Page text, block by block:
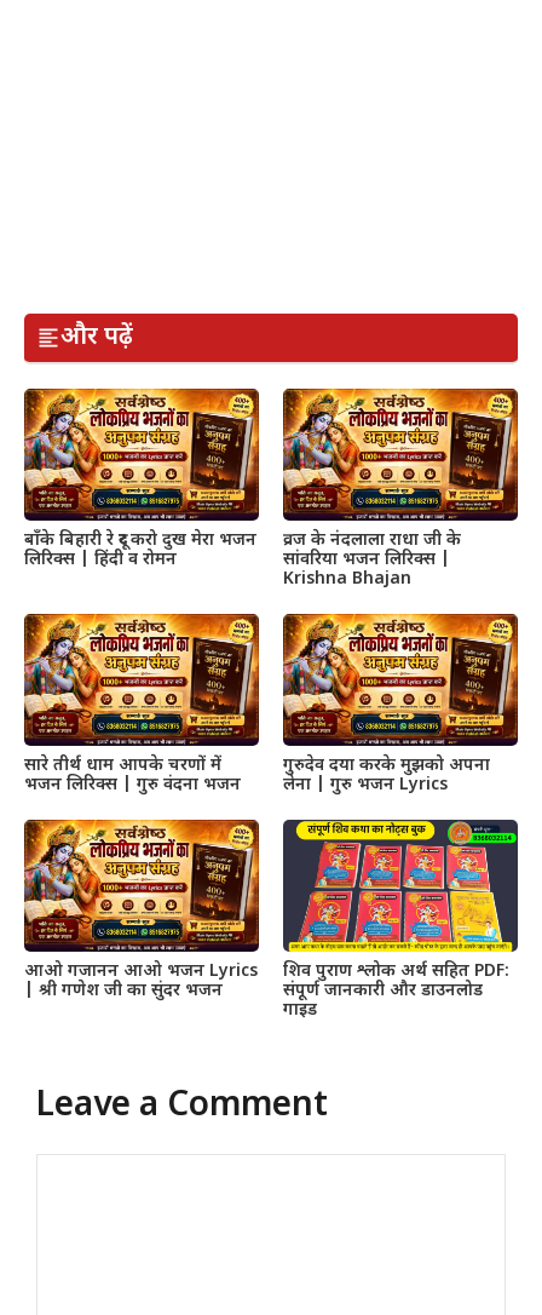
और पढ़ें
बाँके बिहारी रे दूर करो दुख मेरा भजन
लिरिक्स | हिंदी व रोमन
व्रज के नंदलाला राधा जी के
सांवरिया भजन लिरिक्स |
Krishna Bhajan
सारे तीर्थ धाम आपके चरणों में
भजन लिरिक्स | गुरु वंदना भजन
गुरुदेव दया करके मुझको अपना
लेना | गुरु भजन Lyrics
आओ गजानन आओ भजन Lyrics
| श्री गणेश जी का सुंदर भजन
शिव पुराण श्लोक अर्थ सहित PDF:
संपूर्ण जानकारी और डाउनलोड
गाइड
Leave a Comment